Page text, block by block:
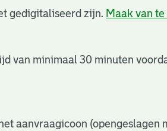
gedigitaliseerd zijn. Maak van
van minimaal 30 minuten
aanvraagicoon (opengeslagen